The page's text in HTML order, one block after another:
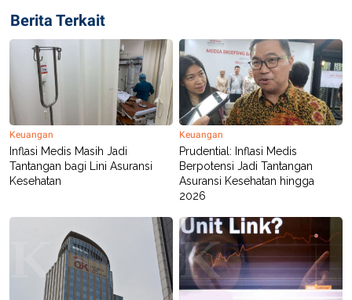
A
D
E
E
A
S
A
N
G
G
A
N
I
N
E
R
J
A
Berita Terkait
Keuangan
Inflasi Medis Masih Jadi
Tantangan bagi Lini Asuransi
Kesehatan
Keuangan
Prudential: Inflasi Medis
Berpotensi Jadi Tantangan
Asuransi Kesehatan hingga
2026